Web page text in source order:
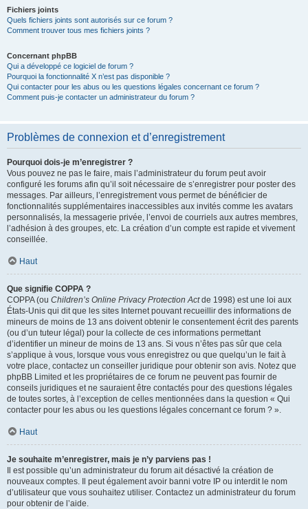
Fichiers joints
Quels fichiers joints sont autorisés sur ce forum ?
Comment trouver tous mes fichiers joints ?
Concernant phpBB
Qui a développé ce logiciel de forum ?
Pourquoi la fonctionnalité X n’est pas disponible ?
Qui contacter pour les abus ou les questions légales concernant ce forum ?
Comment puis-je contacter un administrateur du forum ?
Problèmes de connexion et d’enregistrement
Pourquoi dois-je m’enregistrer ?
Vous pouvez ne pas le faire, mais l’administrateur du forum peut avoir
configuré les forums afin qu’il soit nécessaire de s’enregistrer pour poster des
messages. Par ailleurs, l’enregistrement vous permet de bénéficier de
fonctionnalités supplémentaires inaccessibles aux invités comme les avatars
personnalisés, la messagerie privée, l’envoi de courriels aux autres membres,
l’adhésion à des groupes, etc. La création d’un compte est rapide et vivement
conseillée.
Haut
Que signifie COPPA ?
COPPA (ou Children’s Online Privacy Protection Actde 1998) est une loi aux
États-Unis qui dit que les sites Internet pouvant recueillir des informations de
mineurs de moins de 13 ans doivent obtenir le consentement écrit des parents
(ou d’un tuteur légal) pour la collecte de ces informations permettant
d’identifier un mineur de moins de 13 ans. Si vous n’êtes pas sûr que cela
s’applique à vous, lorsque vous vous enregistrez ou que quelqu’un le fait à
votre place, contactez un conseiller juridique pour obtenir son avis. Notez que
phpBB Limited et les propriétaires de ce forum ne peuvent pas fournir de
conseils juridiques et ne sauraient être contactés pour des questions légales
de toutes sortes, à l’exception de celles mentionnées dans la question « Qui
contacter pour les abus ou les questions légales concernant ce forum ? ».
Haut
Je souhaite m’enregistrer, mais je n’y parviens pas !
Il est possible qu’un administrateur du forum ait désactivé la création de
nouveaux comptes. Il peut également avoir banni votre IP ou interdit le nom
d’utilisateur que vous souhaitez utiliser. Contactez un administrateur du forum
pour obtenir de l’aide.